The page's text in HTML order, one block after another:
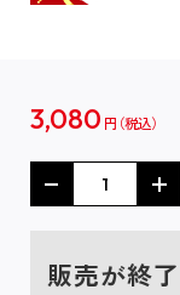
3,080 円
販売が終